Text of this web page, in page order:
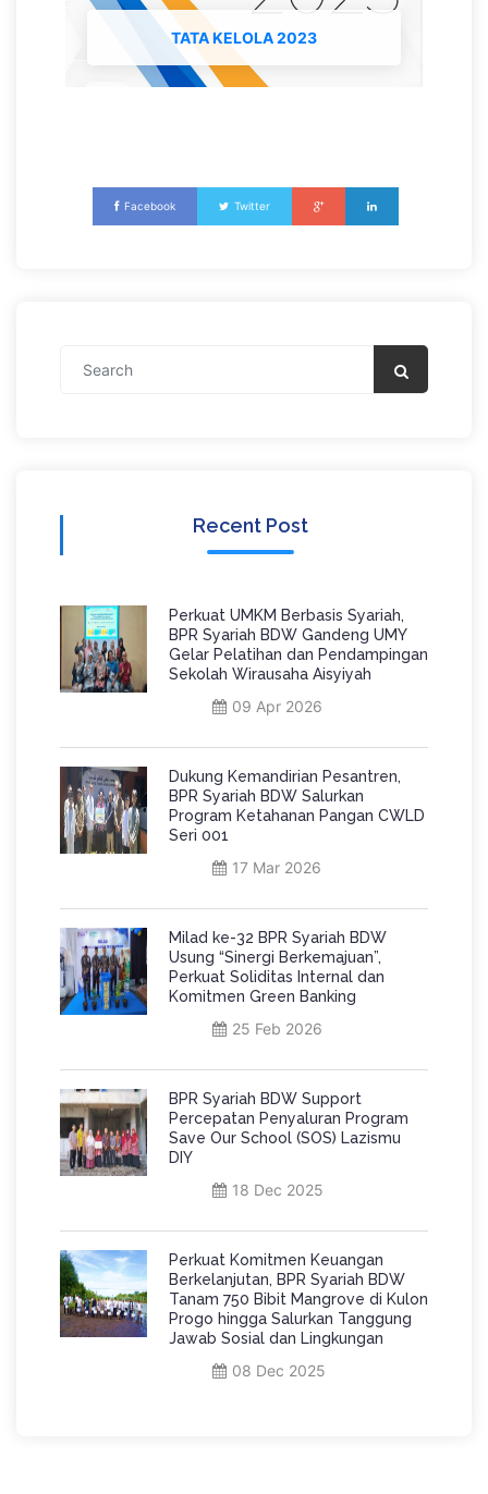
TATA KELOLA 2023
Facebook Twitter
Recent Post
Perkuat UMKM Berbasis Syariah,
BPR Syariah BDW Gandeng UMY
Gelar Pelatihan dan Pendampingan
Sekolah Wirausaha Aisyiyah
09 Apr 2026
Dukung Kemandirian Pesantren,
BPR Syariah BDW Salurkan
Program Ketahanan Pangan CWLD
Seri 001
17 Mar 2026
Milad ke-32 BPR Syariah BDW
Usung “Sinergi Berkemajuan”,
Perkuat Soliditas Internal dan
Komitmen Green Banking
25 Feb 2026
BPR Syariah BDW Support
Percepatan Penyaluran Program
Save Our School (SOS) Lazismu
DIY
18 Dec 2025
Perkuat Komitmen Keuangan
Berkelanjutan, BPR Syariah BDW
Tanam 750 Bibit Mangrove di Kulon
Progo hingga Salurkan Tanggung
Jawab Sosial dan Lingkungan
08 Dec 2025